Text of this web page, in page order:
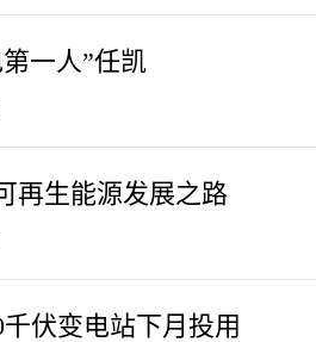
一人”任凯
再生能源发展之路
伏变电站下月投用